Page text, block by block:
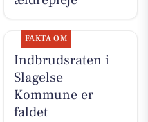
FAKTA OM
Indbrudsraten i
Slagelse
Kommune er
faldet